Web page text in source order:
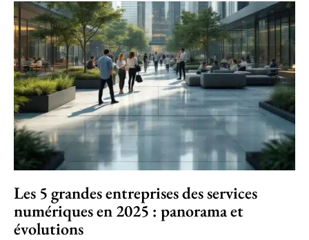
Les 5 grandes entreprises des services
numériques en 2025 : panorama et
évolutions